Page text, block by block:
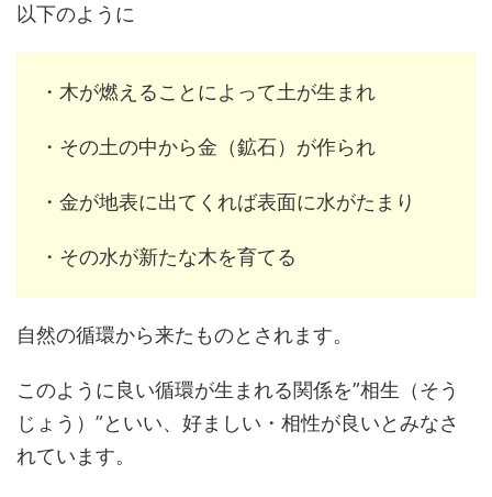
以下のように
・木が燃えることによって土が生まれ
・その土の中から金（鉱石）が作られ
・金が地表に出てくれば表面に水がたまり
・その水が新たな木を育てる
自然の循環から来たものとされます。
このように良い循環が生まれる関係を”相生（そう
じょう）”といい、好ましい・相性が良いとみなさ
れています。